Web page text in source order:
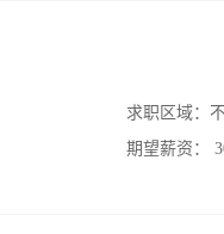
求职区域：
期望薪资：